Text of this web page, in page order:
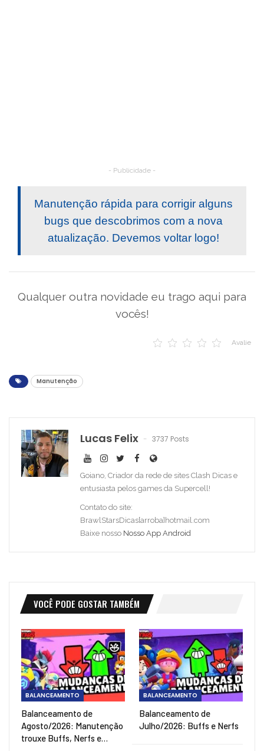
- Publicidade -
Manutenção rápida para corrigir alguns
bugs que descobrimos com a nova
atualização. Devemos voltar logo!
Qualquer outra novidade eu trago aqui para
vocês!
Avalie
Manutenção
Lucas Felix 3737 Posts
Goiano, Criador da rede de sites Clash Dicas e
entusiasta pelos games da Supercell!
Contato do site:
BrawlStarsDicas[arroba]hotmail.com
Baixe nosso Nosso App Android
VOCÊ PODE GOSTAR TAMBÉM
BALANCEAMENTO
Balanceamento de
Agosto/2026: Manutenção
trouxe Buffs, Nerfs e…
BALANCEAMENTO
Balanceamento de
Julho/2026: Buffs e Nerfs